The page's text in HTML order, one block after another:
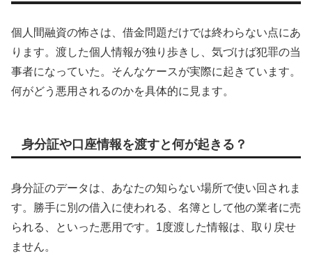
個人間融資の怖さは、借金問題だけでは終わらない点にあ
ります。渡した個人情報が独り歩きし、気づけば犯罪の当
事者になっていた。そんなケースが実際に起きています。
何がどう悪用されるのかを具体的に見ます。
身分証や口座情報を渡すと何が起きる？
身分証のデータは、あなたの知らない場所で使い回されま
す。勝手に別の借入に使われる、名簿として他の業者に売
られる、といった悪用です。1度渡した情報は、取り戻せ
ません。